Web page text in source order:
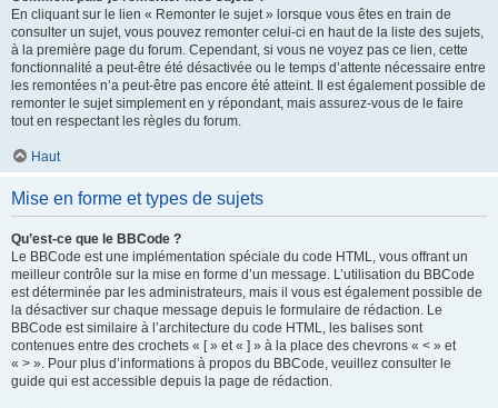
En cliquant sur le lien « Remonter le sujet » lorsque vous êtes en train de
consulter un sujet, vous pouvez remonter celui-ci en haut de la liste des sujets,
à la première page du forum. Cependant, si vous ne voyez pas ce lien, cette
fonctionnalité a peut-être été désactivée ou le temps d’attente nécessaire entre
les remontées n’a peut-être pas encore été atteint. Il est également possible de
remonter le sujet simplement en y répondant, mais assurez-vous de le faire
tout en respectant les règles du forum.
Haut
Mise en forme et types de sujets
Qu’est-ce que le BBCode ?
Le BBCode est une implémentation spéciale du code HTML, vous offrant un
meilleur contrôle sur la mise en forme d’un message. L’utilisation du BBCode
est déterminée par les administrateurs, mais il vous est également possible de
la désactiver sur chaque message depuis le formulaire de rédaction. Le
BBCode est similaire à l’architecture du code HTML, les balises sont
contenues entre des crochets « [ » et « ] » à la place des chevrons « < » et
« > ». Pour plus d’informations à propos du BBCode, veuillez consulter le
guide qui est accessible depuis la page de rédaction.